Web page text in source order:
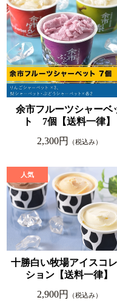
余市フルーツシャーベ
ト 7個【送料一律】
2,300円
（税込み）
十勝白い牧場アイスコ
ション【送料一律】
2,900円
（税込み）